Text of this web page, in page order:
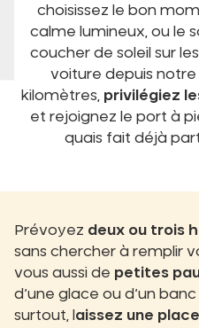
choisissez le bon
calme lumineux, ou le
coucher de soleil sur
voiture depuis notre
kilomètres, privilégiez
et rejoignez le port à
quais fait déjà
Prévoyez deux ou trois
sans chercher à remplir
vous aussi de petites
d’une glace ou d’un
surtout, l aissez une